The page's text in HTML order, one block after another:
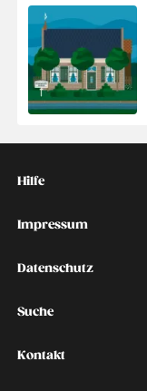
Kontakt
Hilfe
Impressum
Datenschutz
Suche
Kontakt